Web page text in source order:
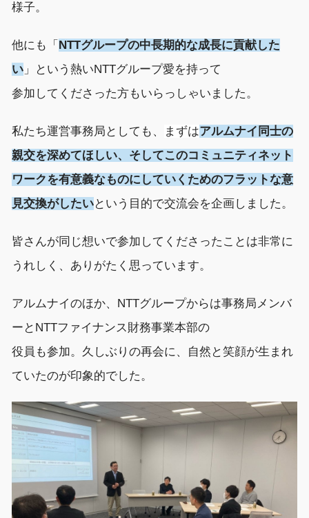
様子。
他にも 「 NTTグループの中長期的な成長に貢献した
い 」 という熱いNTTグループ愛を持って
参加してくださった方もいらっしゃいました。
私たち運営事務局 としても、 まずはアルムナイ同士の
親交を深めてほしい、そしてこのコミュニティネット
ワークを有意義なものにしていくためのフラットな意
見交換がしたいという目的で交流会を企画しました。
皆さんが 同じ想いで参加してくださったこと は非常に
うれしく、ありがた く思っています。
アルムナイのほか、 NTTグループからは事務局メンバ
ー と NTTファイナンス財務事業本部の
役員も参加。 久しぶりの再会に、
自然と笑顔が生まれ
ていたのが印象的でした。